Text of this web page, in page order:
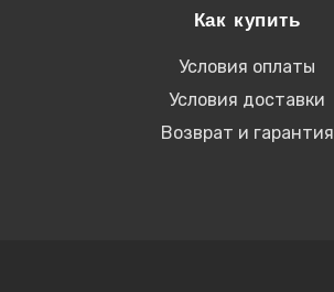
Как купить
Условия оплаты
Условия доставки
Возврат и гарантия